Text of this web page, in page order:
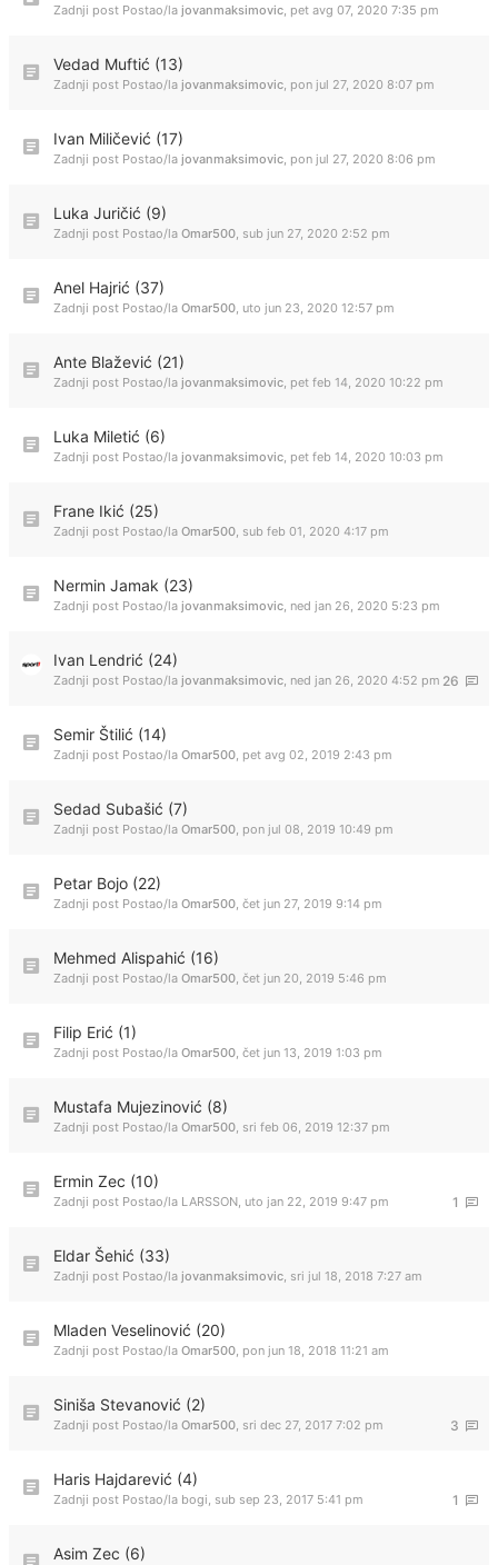
Zadnji post Postao/la jovanmaksimovic, pet avg 07, 2020 7:35 pm
Vedad Muftić (13)
Zadnji post Postao/la jovanmaksimovic, pon jul 27, 2020 8:07 pm
Ivan Miličević (17)
Zadnji post Postao/la jovanmaksimovic, pon jul 27, 2020 8:06 pm
Luka Juričić (9)
Zadnji post Postao/la Omar500, sub jun 27, 2020 2:52 pm
Anel Hajrić (37)
Zadnji post Postao/la Omar500, uto jun 23, 2020 12:57 pm
Ante Blažević (21)
Zadnji post Postao/la jovanmaksimovic, pet feb 14, 2020 10:22 pm
Luka Miletić (6)
Zadnji post Postao/la jovanmaksimovic, pet feb 14, 2020 10:03 pm
Frane Ikić (25)
Zadnji post Postao/la Omar500, sub feb 01, 2020 4:17 pm
Nermin Jamak (23)
Zadnji post Postao/la jovanmaksimovic, ned jan 26, 2020 5:23 pm
Ivan Lendrić (24)
26
Zadnji post Postao/la jovanmaksimovic, ned jan 26, 2020 4:52 pm
Semir Štilić (14)
Zadnji post Postao/la Omar500, pet avg 02, 2019 2:43 pm
Sedad Subašić (7)
Zadnji post Postao/la Omar500, pon jul 08, 2019 10:49 pm
Petar Bojo (22)
Zadnji post Postao/la Omar500, čet jun 27, 2019 9:14 pm
Mehmed Alispahić (16)
Zadnji post Postao/la Omar500, čet jun 20, 2019 5:46 pm
Filip Erić (1)
Zadnji post Postao/la Omar500, čet jun 13, 2019 1:03 pm
Mustafa Mujezinović (8)
Zadnji post Postao/la Omar500, sri feb 06, 2019 12:37 pm
Ermin Zec (10)
1
Zadnji post Postao/la LARSSON, uto jan 22, 2019 9:47 pm
Eldar Šehić (33)
Zadnji post Postao/la jovanmaksimovic, sri jul 18, 2018 7:27 am
Mladen Veselinović (20)
Zadnji post Postao/la Omar500, pon jun 18, 2018 11:21 am
Siniša Stevanović (2)
3
Zadnji post Postao/la Omar500, sri dec 27, 2017 7:02 pm
Haris Hajdarević (4)
1
Zadnji post Postao/la bogi, sub sep 23, 2017 5:41 pm
Asim Zec (6)